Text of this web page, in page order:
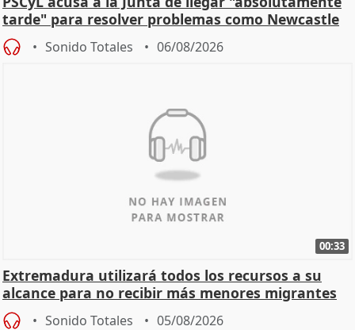
tarde" para resolver problemas como Newcastle
Sonido Totales 06/08/2026
00:33
Extremadura utilizará todos los recursos a su
alcance para no recibir más menores migrantes
Sonido Totales 05/08/2026